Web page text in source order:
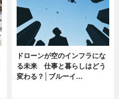
ドローンが空のインフラにな
る未来 仕事と暮らしはどう
変わる？│ブルーイ…